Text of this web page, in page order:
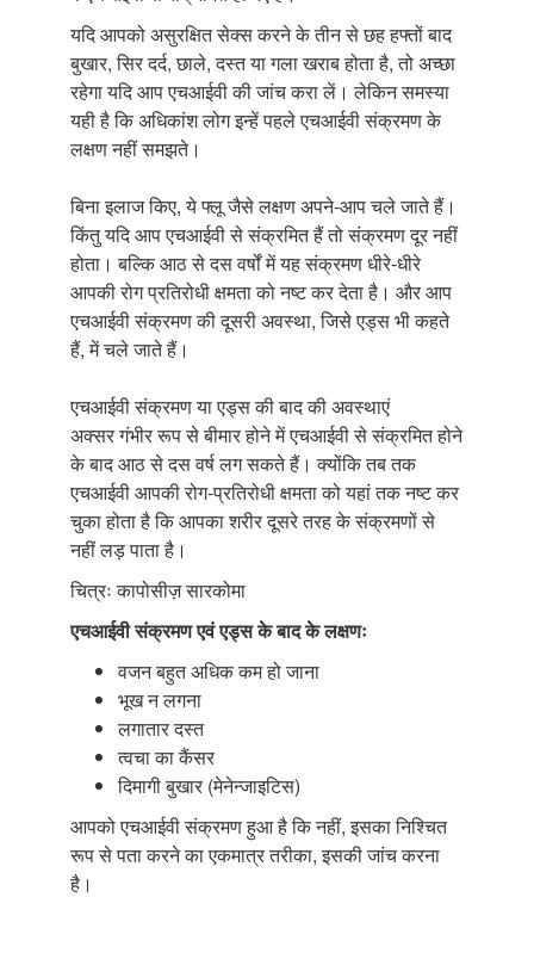
यदि आपको असुरक्षित सेक्स करने के तीन से छह हफ्तों बाद
बुखार, सिर दर्द, छाले, दस्त या गला खराब होता है, तो अच्छा
रहेगा यदि आप एचआईवी की जांच करा लें। लेकिन समस्या
यही है कि अधिकांश लोग इन्हें पहले एचआईवी संक्रमण के
लक्षण नहीं समझते।
बिना इलाज किए, ये फ्लू जैसे लक्षण अपने-आप चले जाते हैं।
किंतु यदि आप एचआईवी से संक्रमित हैं तो संक्रमण दूर नहीं
होता। बल्कि आठ से दस वर्षों में यह संक्रमण धीरे-धीरे
आपकी रोग प्रतिरोधी क्षमता को नष्ट कर देता है। और आप
एचआईवी संक्रमण की दूसरी अवस्था, जिसे एड्स भी कहते
हैं, में चले जाते हैं।
एचआईवी संक्रमण या एड्स की बाद की अवस्थाएं
अक्सर गंभीर रूप से बीमार होने में एचआईवी से संक्रमित होने
के बाद आठ से दस वर्ष लग सकते हैं। क्योंकि तब तक
एचआईवी आपकी रोग-प्रतिरोधी क्षमता को यहां तक नष्ट कर
चुका होता है कि आपका शरीर दूसरे तरह के संक्रमणों से
नहीं लड़ पाता है।
चित्रः कापोसीज़ सारकोमा
एचआईवी संक्रमण एवं एड्स के बाद के लक्षणः
वजन बहुत अधिक कम हो जाना
भूख न लगना
लगातार दस्त
त्वचा का कैंसर
दिमागी बुखार (मेनेन्जाइटिस)
आपको एचआईवी संक्रमण हुआ है कि नहीं, इसका निश्चित
रूप से पता करने का एकमात्र तरीका, इसकी जांच करना
है।